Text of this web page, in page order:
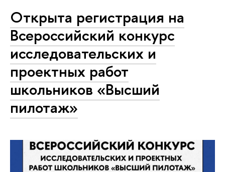
Открыта регистрация на
Всероссийский конкурс
исследовательских и
проектных работ
школьников «Высший
пилотаж»